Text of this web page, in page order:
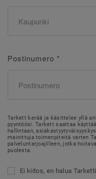
Postinumero *
Tarkett kerää ja käsittelee yllä
pyyntöösi. Tarkett saattaa
hallintaan,
mainittuja toimenpiteitä varten
palveluntarjoajilleen, jotka
puolesta.
Ei kiitos, en halua